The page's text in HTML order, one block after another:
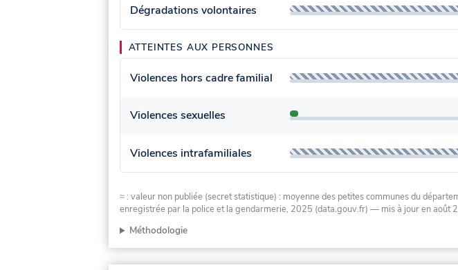
Dégradations volontaires
ATTEINTES AUX PERSONNES
Violences hors cadre familial
Violences sexuelles
Violences intrafamiliales
≈ : valeur non publiée (secret statistique) : moyenne des petites communes du
enregistrée par la police et la gendarmerie, 2025 (data.gouv.fr) — mis à jour en août
Méthodologie